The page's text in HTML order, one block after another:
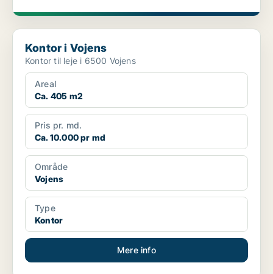
Kontor i Vojens
Kontor i Vojens
Kontor til leje i 6500 Vojens
Areal
Ca. 405 m2
Pris pr. md.
Ca. 10.000 pr md
Område
Vojens
Type
Kontor
Mere info